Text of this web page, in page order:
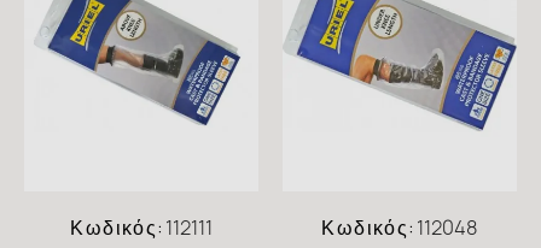
Κωδικός: 112111 Κωδικός: 112048